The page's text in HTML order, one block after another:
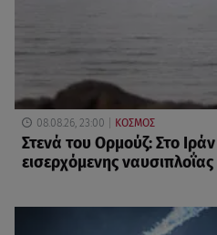
08.08.26, 23:00 ΚΟΣΜΟΣ
Στενά του Ορμούζ: Στο
εισερχόμενης ναυσιπλοΐας